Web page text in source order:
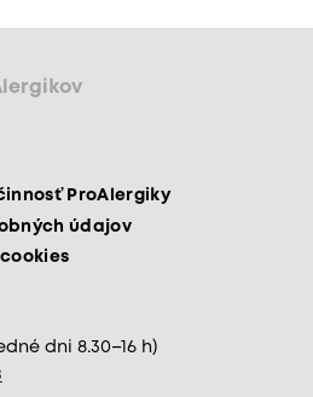
ProAlergiky
údajov
dni 8.30–16 h)